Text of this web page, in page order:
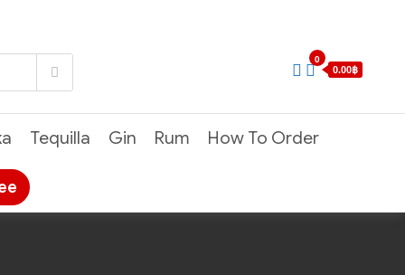
0
0.00฿
Tequilla Gin Rum How To Order